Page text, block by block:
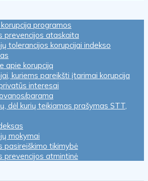
programos
prevencijos ataskaita
tolerancijos korupcijai indekso
apie korupciją
kuriems pareikšti įtarimai korupcija
interesai
parama
dėl kurių teikiamas prašymas STT,
mokymai
pasireiškimo tikimybė
prevencijos atmintinė